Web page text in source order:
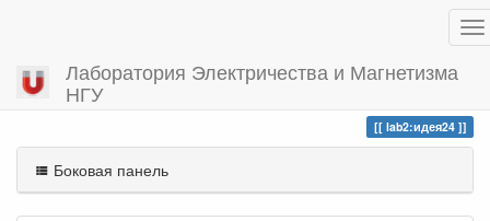
Лаборатория Электричества и Магнетизма
НГУ
Вы посетили
lab2:идея24
Боковая панель